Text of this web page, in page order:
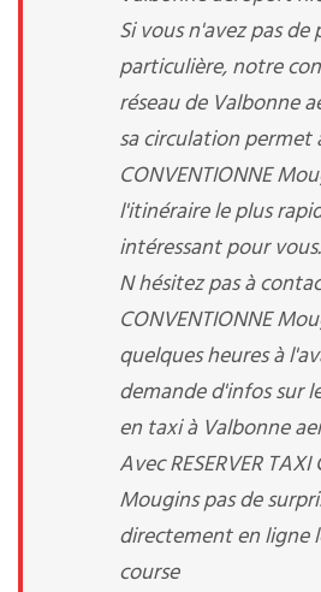
Si vous n'avez pas de
particulière, notre
réseau de Valbonne
sa circulation permet
CONVENTIONNE
l'itinéraire le plus
intéressant pour vous.
N hésitez pas à
CONVENTIONNE
quelques heures à
demande d'infos sur
en taxi à Valbonne
Avec RESERVER
Mougins pas de
directement en ligne
course